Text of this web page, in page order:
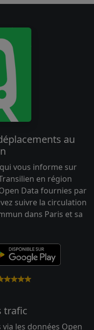
au
vous informe sur
en région
Data fournies par
suivre la circulation
dans Paris et sa
trafic
les données Open